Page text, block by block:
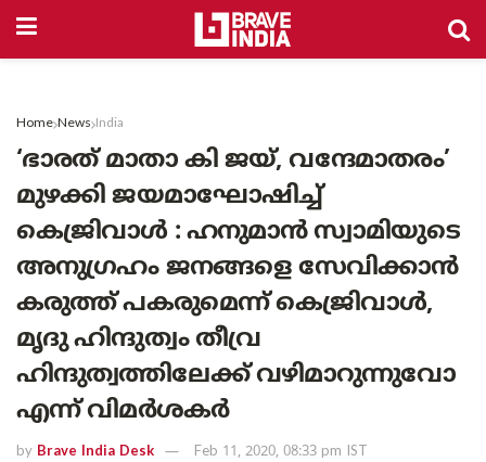
Home News India
‘ഭാരത് മാതാ കി ജയ്, വന്ദേമാതരം’
മുഴക്കി ജയമാഘോഷിച്ച്
കെജ്രിവാള്‍ : ഹനുമാൻ സ്വാമിയുടെ
അനുഗ്രഹം ജനങ്ങളെ സേവിക്കാന്‍
കരുത്ത് പകരുമെന്ന് കെജ്രിവാള്‍,
മൃദു ഹിന്ദുത്വം തീവ്ര
ഹിന്ദുത്വത്തിലേക്ക് വഴിമാറുന്നുവോ
എന്ന് വിമര്‍ശകര്‍
by Brave India Desk Feb 11, 2020, 08:33 pm IST